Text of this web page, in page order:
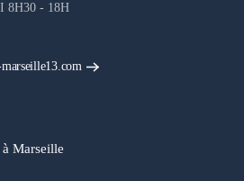
8H30 - 18H
Marseille